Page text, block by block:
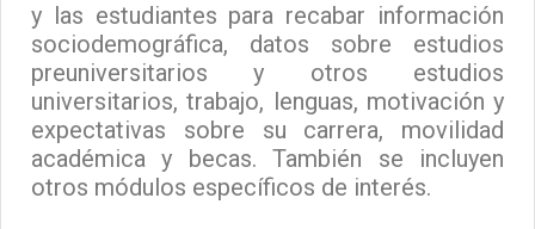
y las estudiantes para recabar información
sociodemográfica, datos sobre estudios
preuniversitarios y otros estudios
universitarios, trabajo, lenguas, motivación y
expectativas sobre su carrera, movilidad
académica y becas. También se incluyen
otros módulos específicos de interés.